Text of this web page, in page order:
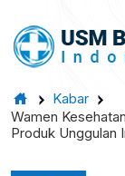
Kabar
Wamen
Produk Unggulan